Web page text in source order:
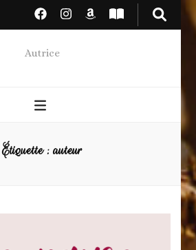
Autrice
Étiquette :auteur